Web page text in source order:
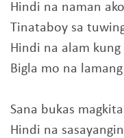
Hindi na naman
Tinataboy sa
Hindi na alam
Bigla mo na
Sana bukas
Hindi na